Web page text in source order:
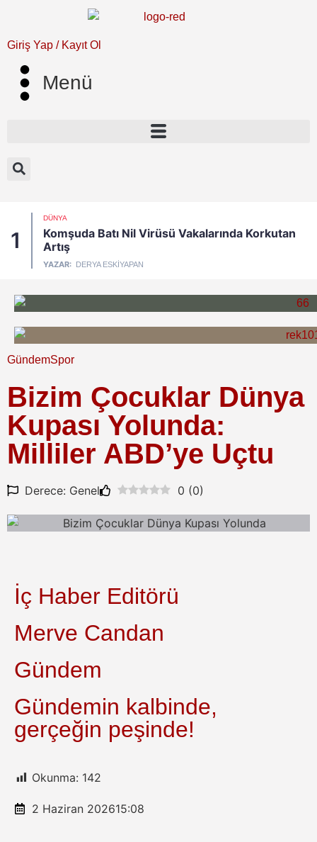
Giriş Yap / Kayıt Ol
Menü
1
DÜNYA
Komşuda Batı Nil Virüsü Vakalarında Korkutan
Artış
YAZAR: DERYA ESKIYAPAN
GündemSpor
Bizim Çocuklar Dünya
Kupası Yolunda:
Milliler ABD’ye Uçtu
Derece: Genel 0 (0)
İç Haber Editörü
Merve Candan
Gündem
Gündemin kalbinde,
gerçeğin peşinde!
Okunma: 142
2 Haziran 202615:08